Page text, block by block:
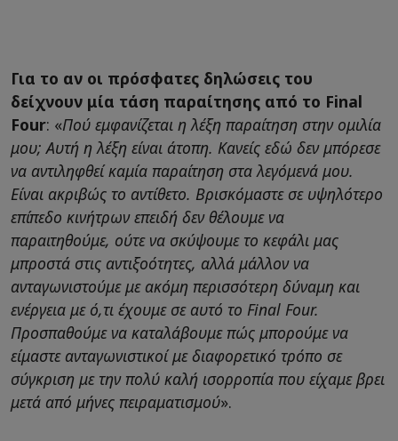
Για το αν οι πρόσφατες δηλώσεις του
δείχνουν μία τάση παραίτησης από το Final
Four: «Πού εμφανίζεται η λέξη παραίτηση στην ομιλία
μου; Αυτή η λέξη είναι άτοπη. Κανείς εδώ δεν μπόρεσε
να αντιληφθεί καμία παραίτηση στα λεγόμενά μου.
Είναι ακριβώς το αντίθετο. Βρισκόμαστε σε υψηλότερο
επίπεδο κινήτρων επειδή δεν θέλουμε να
παραιτηθούμε, ούτε να σκύψουμε το κεφάλι μας
μπροστά στις αντιξοότητες, αλλά μάλλον να
ανταγωνιστούμε με ακόμη περισσότερη δύναμη και
ενέργεια με ό,τι έχουμε σε αυτό το Final Four.
Προσπαθούμε να καταλάβουμε πώς μπορούμε να
είμαστε ανταγωνιστικοί με διαφορετικό τρόπο σε
σύγκριση με την πολύ καλή ισορροπία που είχαμε βρει
μετά από μήνες πειραματισμού».